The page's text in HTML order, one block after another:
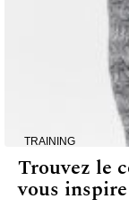
TRAINING
Trouvez le
vous inspire